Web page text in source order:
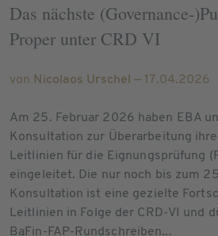
Das nächste (Governance-
Proper unter CRD VI
von Nicolaos Urschel — 17.04.2026
Am 25. Februar 2026 haben EBA
Konsultation zur Überarbeitung
Leitlinien für die Eignungsprüfung
eingeleitet. Die nur noch bis zum
Konsultation ist eine gezielte
Leitlinien in Folge der CRD-VI und
BaFin-FAP-Rundschreiben...